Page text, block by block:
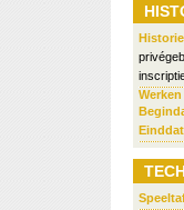
Werken